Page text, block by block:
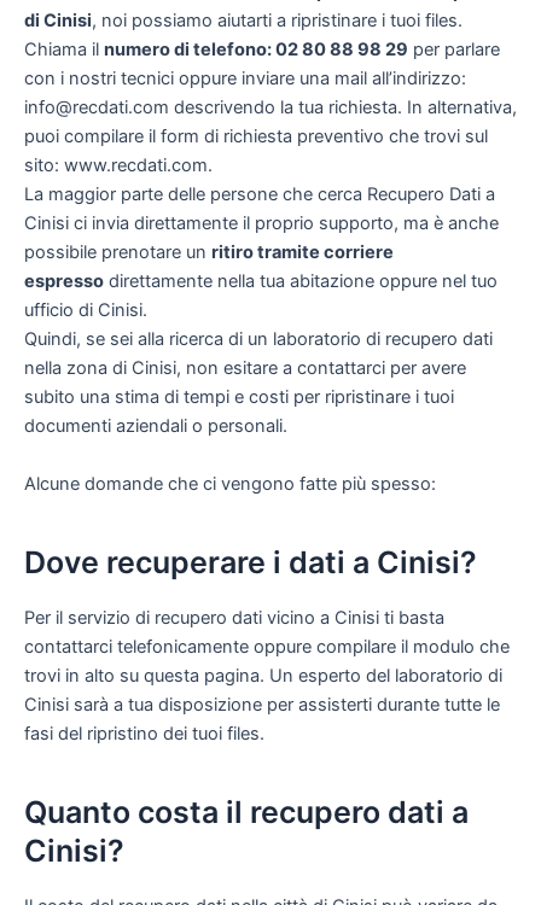
di Cinisi, noi possiamo aiutarti a ripristinare i tuoi files.
Chiama il numero di telefono: 02 80 88 98 29 per parlare
con i nostri tecnici oppure inviare una mail all’indirizzo:
info@recdati.com descrivendo la tua richiesta. In alternativa,
puoi compilare il form di richiesta preventivo che trovi sul
sito: www.recdati.com.
La maggior parte delle persone che cerca Recupero Dati a
Cinisi ci invia direttamente il proprio supporto, ma è anche
possibile prenotare un ritiro tramite corriere
espresso direttamente nella tua abitazione oppure nel tuo
ufficio di Cinisi.
Quindi, se sei alla ricerca di un laboratorio di recupero dati
nella zona di Cinisi, non esitare a contattarci per avere
subito una stima di tempi e costi per ripristinare i tuoi
documenti aziendali o personali.
Alcune domande che ci vengono fatte più spesso:
Dove recuperare i dati a Cinisi?
Per il servizio di recupero dati vicino a Cinisi ti basta
contattarci telefonicamente oppure compilare il modulo che
trovi in alto su questa pagina. Un esperto del laboratorio di
Cinisi sarà a tua disposizione per assisterti durante tutte le
fasi del ripristino dei tuoi files.
Quanto costa il recupero dati a
Cinisi?